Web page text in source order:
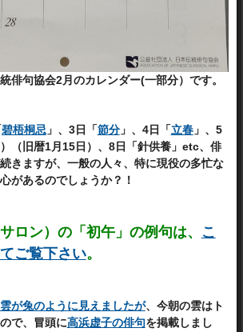
俳句協会2月のカレンダー(一部分）です。
碧梧桐忌 」、3日「節分」、4日「立春」、5
（旧暦1月15日）、8日「針供養」etc、俳
きますが、一般の人々、特に現役の多忙な
があるのでしょうか？！
ロン）の「初午」の例句は、
こ
ご覧下さい。
が兔のように見えましたが、今朝の雲はト
で、冒頭に高浜虚子の俳句を掲載しまし